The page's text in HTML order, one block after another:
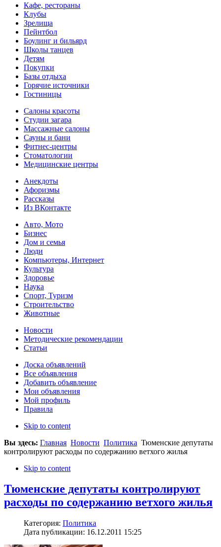
Кафе, рестораны
Клубы
Зрелища
Пейнтбол
Боулинг и бильярд
Школы танцев
Детям
Покупки
Базы отдыха
Горячие источники
Гостиницы
Салоны красоты
Студии загара
Массажные салоны
Сауны и бани
Фитнес-центры
Стоматологии
Медицинские центры
Анекдоты
Афоризмы
Рассказы
Из ВКонтакте
Авто, Мото
Бизнес
Дом и семья
Люди
Компьютеры, Интернет
Культура
Здоровье
Наука
Спорт, Туризм
Строительство
Животные
Новости
Методические рекомендации
Статьи
Доска объявлений
Все объявления
Добавить объявление
Мои объявления
Мой профиль
Правила
Skip to content
Вы здесь: Главная Новости Политика Тюменские депутаты
контролируют расходы по содержанию ветхого жилья
Skip to content
Тюменские депутаты контролируют
расходы по содержанию ветхого жилья
Категория: Политика
Дата публикации: 16.12.2011 15:25